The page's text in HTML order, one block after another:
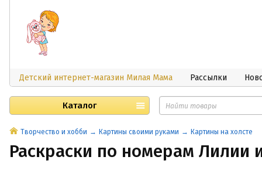
Детский интернет-магазин Милая Мама Рассылки
Каталог
Творчество и хобби Картины своими руками Картины на холсте
Раскраски по номерам Лилии